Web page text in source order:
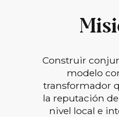
Construir
modelo
transformador
la reputación
nivel local e